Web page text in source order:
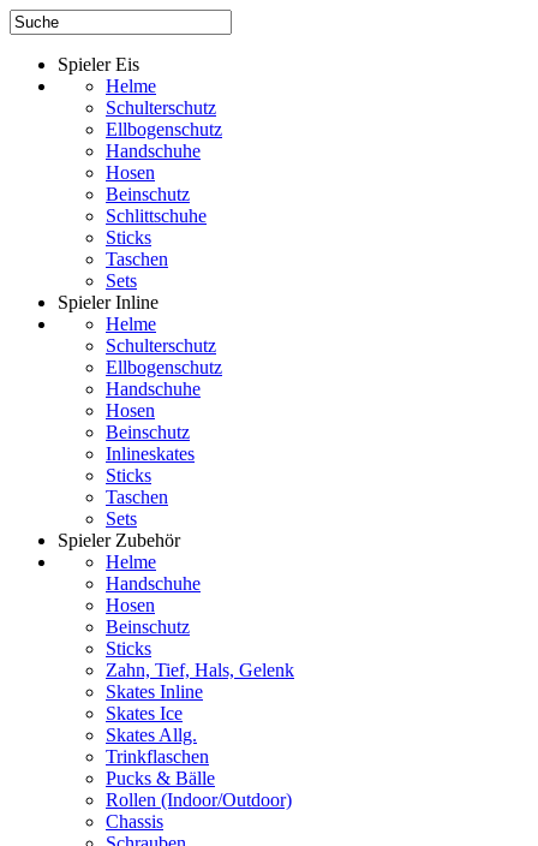
Spieler Eis
Helme
Schulterschutz
Ellbogenschutz
Handschuhe
Hosen
Beinschutz
Schlittschuhe
Sticks
Taschen
Sets
Spieler Inline
Helme
Schulterschutz
Ellbogenschutz
Handschuhe
Hosen
Beinschutz
Inlineskates
Sticks
Taschen
Sets
Spieler Zubehör
Helme
Handschuhe
Hosen
Beinschutz
Sticks
Zahn, Tief, Hals, Gelenk
Skates Inline
Skates Ice
Skates Allg.
Trinkflaschen
Pucks & Bälle
Rollen (Indoor/Outdoor)
Chassis